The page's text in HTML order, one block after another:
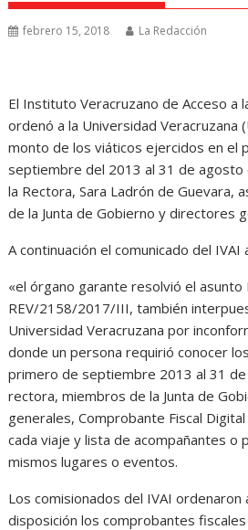
febrero 15, 2018 La Redacción
El Instituto Veracruzano de Acceso a
ordenó a la Universidad Veracruzana
monto de los viáticos ejercidos en el
septiembre del 2013 al 31 de agosto
la Rectora, Sara Ladrón de Guevara,
de la Junta de Gobierno y directores
A continuación el comunicado del IVAI
«el órgano garante resolvió el asunto
REV/2158/2017/III, también
Universidad Veracruzana por
donde un persona requirió conocer
primero de septiembre 2013 al 31
rectora, miembros de la Junta de
generales, Comprobante Fiscal
cada viaje y lista de acompañantes o
mismos lugares o eventos.
Los comisionados del IVAI ordenaron
disposición los comprobantes